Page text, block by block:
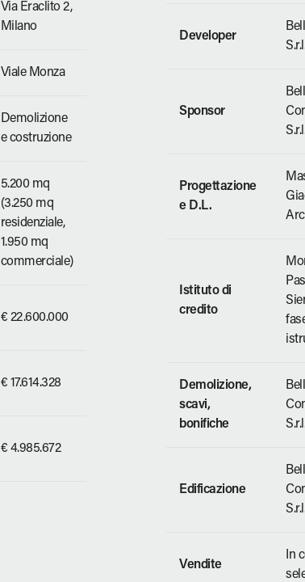
Via Eraclito 2,
Milano
Viale Monza
Demolizione
e costruzione
5.200 mq
(3.250 mq
residenziale,
1.950 mq
commerciale)
€ 22.600.000
€ 17.614.328
€ 4.985.672
Developer
S.r.l.
Sponsor
Bell
S.r.l.
Progettazione
e D.L.
Istituto di
credito
Demolizione,
scavi,
bonifiche
Bell
S.r.l.
Edificazione
Bell
S.r.l.
Vendite
In